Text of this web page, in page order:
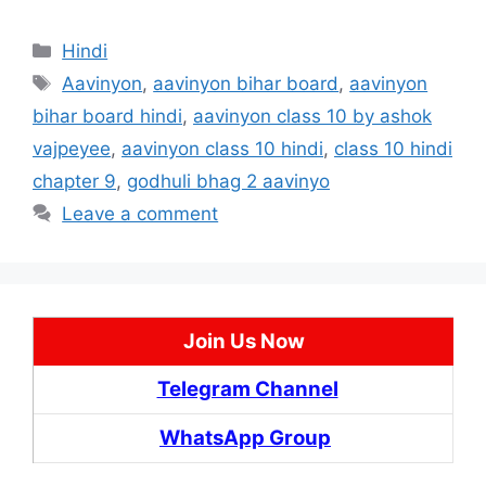
Categories
Hindi
Tags
Aavinyon, aavinyon bihar board , aavinyon
bihar board hindi, aavinyon class 10 by ashok
vajpeyee, aavinyon class 10 hindi, class 10 hindi
chapter 9, godhuli bhag 2 aavinyo
Leave a comment
Join Us Now
Telegram Channel
WhatsApp Group